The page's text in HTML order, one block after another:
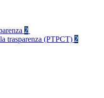
2
trasparenza (PTPCT) 2